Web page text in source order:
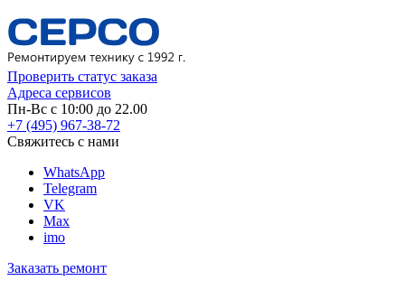
Проверить статус заказа
Адреса сервисов
Пн-Вс с 10:00 до 22.00
+7 (495) 967-38-72
Свяжитесь с нами
WhatsApp
Telegram
VK
Max
imo
Заказать ремонт